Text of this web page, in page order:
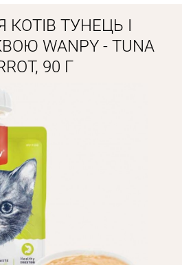
СПЕКИ
ВИРОБНИЦТВО
ДЛЯ СОБАК
і доставка
лояльності
Про Нас
клієнтам
ТУНЕЦЬ І
WANPY - TUNA
90 Г